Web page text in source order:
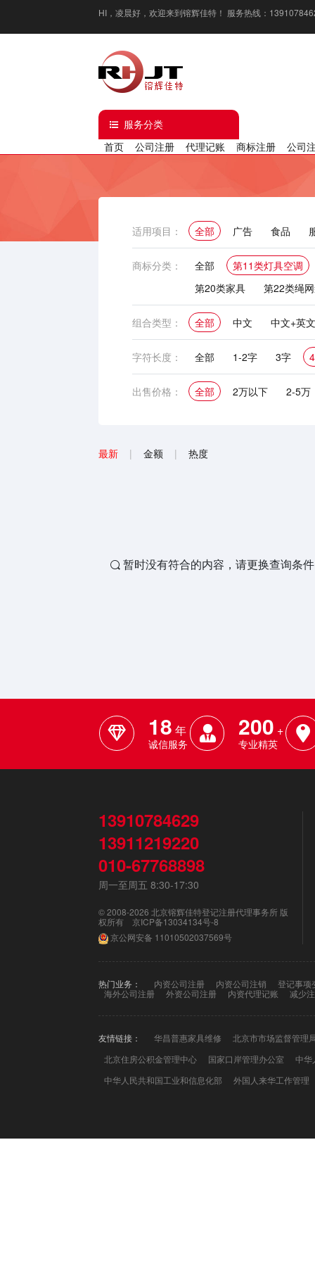
HI， 凌晨好 ，欢迎来到镕辉佳特！ 服务热线：
服务分类
首页
公司注册 代理记账 商标注册 公司
适用项目： 全部 广告 食品
厨房用具
新
商标分类：
全部
第11类灯具空调
第20类家具
第22类绳
第30类方便食品
组合类型：
全部 中文
中文+英文
字符长度：
全部 1-2字 3字
出售价格： 全部 2万以下 2-5万
最新 | 金额 | 热度
暂时没有符合的内容，请更换查询条
18 年
诚信服务
200 +
专业精英
13910784629
13911219220
010-67768898
周一至周五 8:30-17:30
© 2008-2026 北京镕辉佳特登记注册代理事务所 版
权所有 京ICP备13034134号-8
京公网安备 11010502037569号
热门业务： 内资公司注册 内资公司注销
登记事项
海外公司注册
外资公司注册 内资代理记账 减少
友情链接： 华昌普惠家具维修
北京市市场监督管理
北京住房公积金管理中心
国家口岸管理办公室
中华
中华人民共和国工业和信息化部
外国人来华工作管理